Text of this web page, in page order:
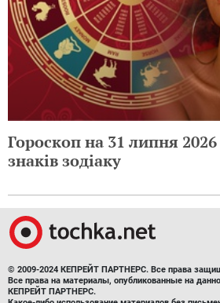
Гороскоп на 31 липня 2026
знаків зодіаку
© 2009-2024 КЕПРЕЙТ ПАРТНЕРС. Все права
Все права на материалы, опубликованные на
КЕПРЕЙТ ПАРТНЕРС.